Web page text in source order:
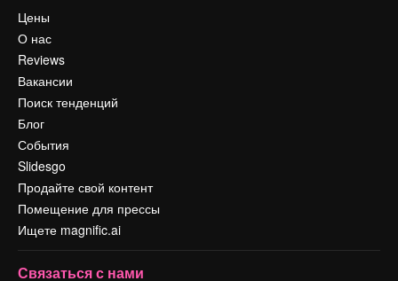
Цены
О нас
Reviews
Вакансии
Поиск тенденций
Блог
События
Slidesgo
Продайте свой контент
Помещение для прессы
Ищете magnific.ai
Связаться с нами